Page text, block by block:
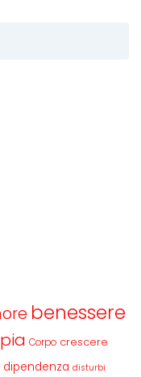
benessere
Corpo crescere
dipendenza disturbi